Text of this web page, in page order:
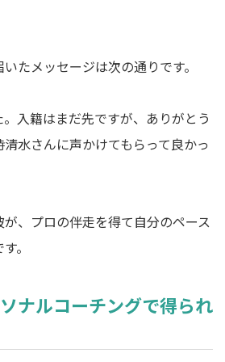
たメッセージは次の通りです。
。入籍はまだ先ですが、ありがとう
水さんに声かけてもらって良かっ
、プロの伴走を得て自分のペース
。
ナルコーチングで得られ